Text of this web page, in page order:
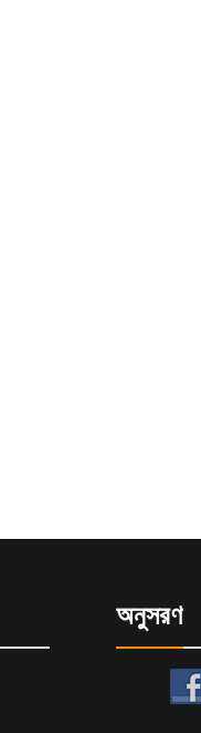
অনুসরণ